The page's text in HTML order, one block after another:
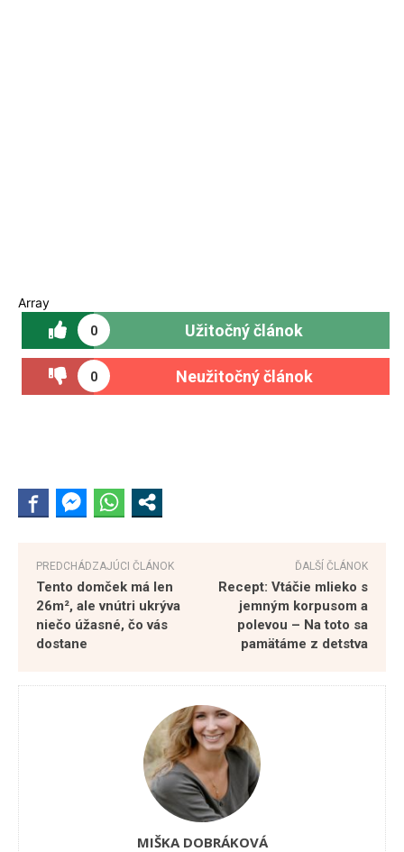
Array
0 Užitočný článok
0 Neužitočný článok
PREDCHÁDZAJÚCI ČLÁNOK
Tento domček má len
26m², ale vnútri ukrýva
niečo úžasné, čo vás
dostane
ĎALŠÍ ČLÁNOK
Recept: Vtáčie mlieko s
jemným korpusom a
polevou – Na toto sa
pamätáme z detstva
MIŠKA DOBRÁKOVÁ